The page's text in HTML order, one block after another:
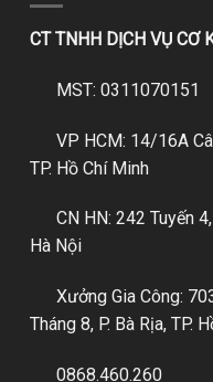
CT TNHH DỊCH VỤ CƠ
MST: 0311070151
VP HCM: 14/16A
TP. Hồ Chí Minh
CN HN: 242 Tuyến
Hà Nội
Xưởng Gia Công:
Tháng 8, P. Bà Rịa, TP.
0868.460.260